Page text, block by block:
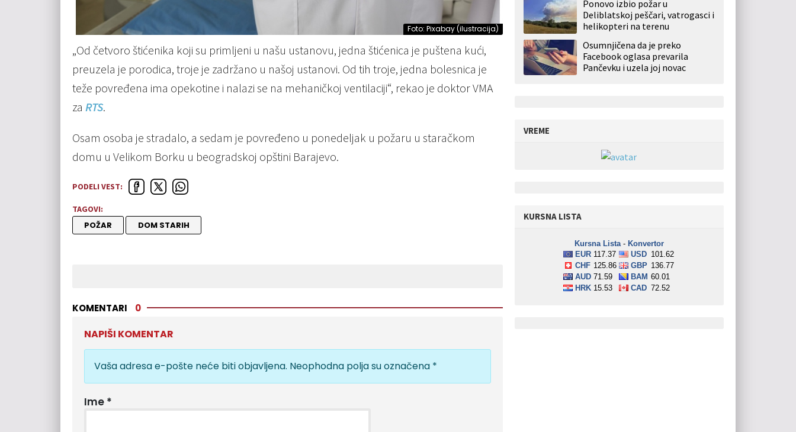
Foto: Pixabay (ilustracija)
„Od četvoro štićenika koji su primljeni u našu ustanovu, jedna štićenica je puštena kući,
preuzela je porodica, troje je zadržano u našoj ustanovi. Od tih troje, jedna bolesnica je
teže povređena ima opekotine i nalazi se na mehaničkoj ventilaciji“, rekao je doktor VMA
za RTS.
Osam osoba je stradalo, a sedam je povređeno u ponedeljak u požaru u staračkom
domu u Velikom Borku u beogradskoj opštini Barajevo.
PODELI VEST:
TAGOVI:
POŽAR DOM STARIH
KOMENTARI 0
NAPIŠI KOMENTAR
Vaša adresa e-pošte neće biti objavljena. Neophodna polja su označena *
Ime *
Ponovo izbio požar u
Deliblatskoj peščari, vatrogasci i
helikopteri na terenu
Osumnjičena da je preko
Facebook oglasa prevarila
Pančevku i uzela joj novac
VREME
KURSNA LISTA